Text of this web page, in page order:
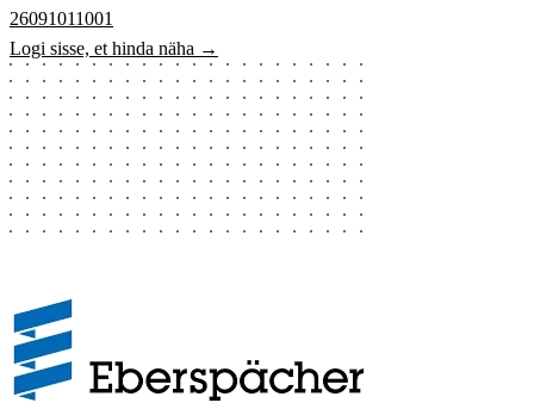
26091011001
Logi sisse, et hinda näha →